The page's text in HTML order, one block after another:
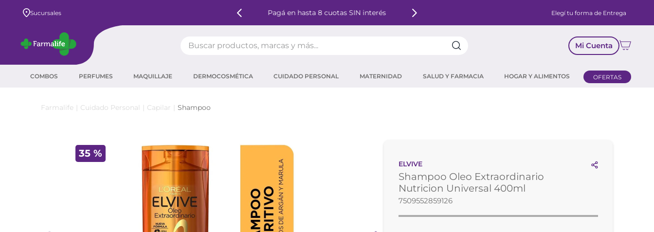
Sucursales Pagá en hasta 8 cuotas SIN interés Elegí tu forma de Entrega
Mi Cuenta
COMBOS PERFUMES MAQUILLAJE DERMOCOSMÉTICA CUIDADO PERSONAL MATERNIDAD SALUD Y FARMACIA HOGAR Y ALIMENTOS OFERTAS
Cuidado Personal Capilar Shampoo
35 %
ELVIVE
Shampoo Oleo Extraordinario
Nutricion Universal 400ml
7509552859126
proteina
agua micelar
corrector
mascara pestañas